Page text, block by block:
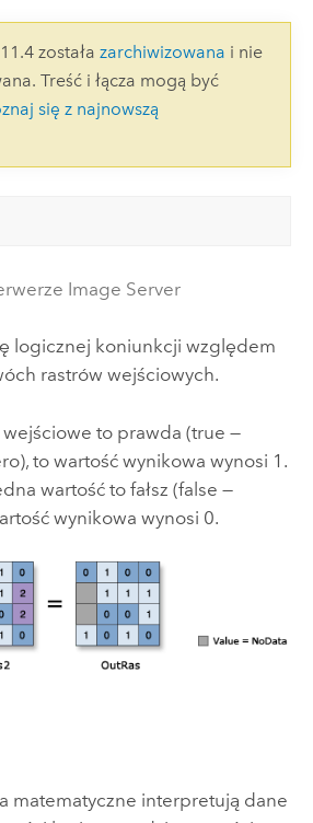
została zarchiwizowana i nie
Treść i łącza mogą być
się z najnowszą
Image Server
logicznej koniunkcji względem
rastrów wejściowych.
to prawda (true —
to wartość wynikowa wynosi 1.
wartość to fałsz (false —
wynikowa wynosi 0.
matematyczne interpretują dane